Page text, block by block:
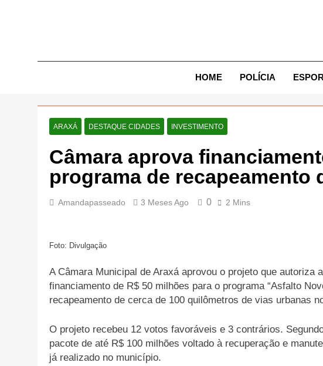
HOME POLÍCIA
ARAXÁ DESTAQUE CIDADES INVESTIMENTO
Câmara aprova
programa de recapeamento
Amandapasseado 3 Meses Ago 0 2 Mins
Foto: Divulgação
A Câmara Municipal de Araxá aprovou o projeto que autoriza
financiamento de R$ 50 milhões para o programa “Asfalto
recapeamento de cerca de 100 quilômetros de vias urbanas
O projeto recebeu 12 votos favoráveis e 3 contrários.
pacote de até R$ 100 milhões voltado à recuperação e
já realizado no município.